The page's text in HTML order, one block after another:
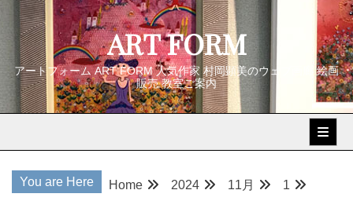
ART FORM
アートフォーム ART FORM 人気作家 村岡顕美のウェブ画廊 絵画
販売 教室ご案内
You are Here Home 2024 11月 1